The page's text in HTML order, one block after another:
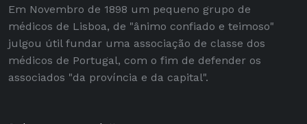
Em Novembro de 1898 um pequeno grupo de
médicos de Lisboa, de "ânimo confiado e teimoso"
julgou útil fundar uma associação de classe dos
médicos de Portugal, com o fim de defender os
associados "da província e da capital".